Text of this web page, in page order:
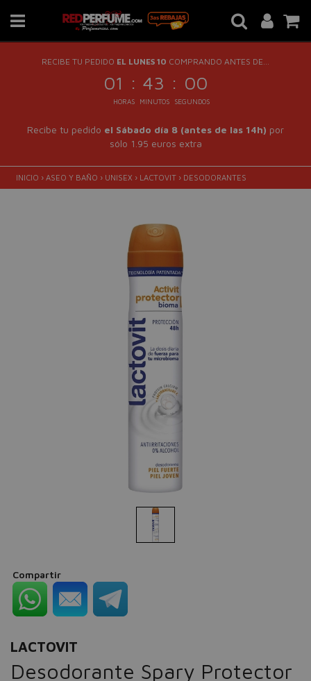
RECIBE TU PEDIDO EL LUNES 10 COMPRANDO ANTES DE...
01 : 42 : 59
HORAS MINUTOS SEGUNDOS
Recibe tu pedido el Sábado día 8 (antes de las 14h) por
sólo 1.95 euros extra
INICIO › ASEO Y BAÑO › UNISEX › LACTOVIT › DESODORANTES
Compartir
LACTOVIT
Desodorante Spary Protector